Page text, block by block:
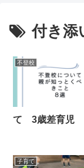
付き添
不登校
て 3歳差育児
子育て